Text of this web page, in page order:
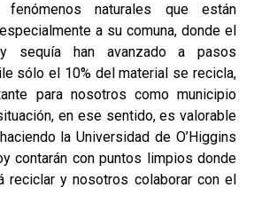
naturales que están
a su comuna, donde el
sequía han avanzado a pasos
sólo el 10% del material se recicla,
para nosotros como municipio
en ese sentido, es valorable
la Universidad de O’Higgins
contarán con puntos limpios donde
reciclar y nosotros colaborar con el